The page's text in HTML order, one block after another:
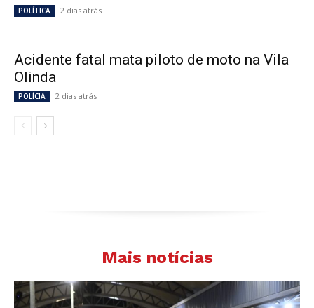
POLÍTICA 2 dias atrás
Acidente fatal mata piloto de moto na Vila
Olinda
POLÍCIA 2 dias atrás
Mais notícias